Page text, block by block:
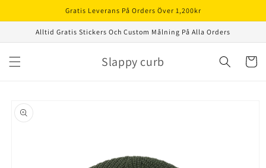
innehåll
Gratis Leverans På Orders Över 1,200kr
Alltid Gratis Stickers Och Custom Målning På Alla Orders
Slappy curb
vidare till